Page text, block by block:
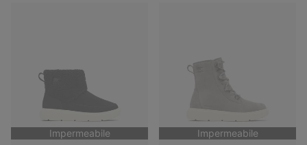
Impermeabile Impermeabile